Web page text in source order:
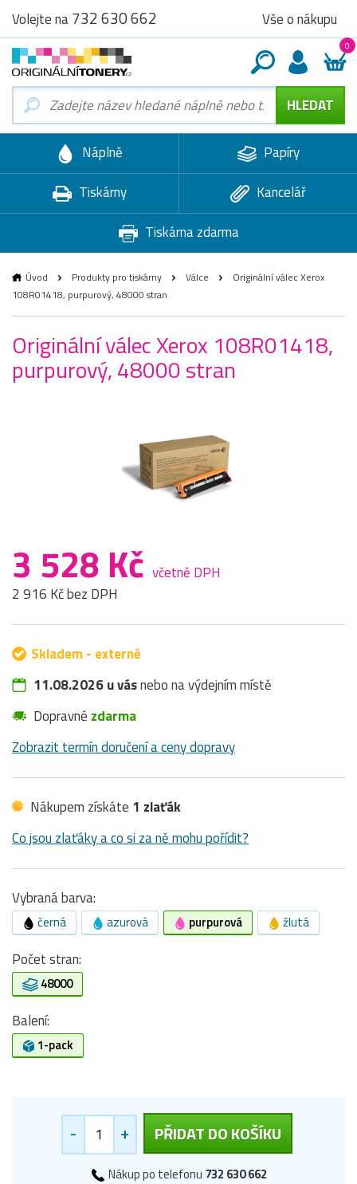
Volejte na732 630 662 Vše o nákupu
0
Náplně
Papíry
Tiskárny
Kancelář
Tiskárna zdarma
Úvod Produkty pro tiskárny Válce
Originální válec Xerox
108R01418, purpurový, 48000 stran
Originální válec Xerox 108R01418,
purpurový, 48000 stran
3 528 Kč včetně DPH
2 916 Kč bez DPH
Skladem - externě
11.08.2026 u vásnebo na výdejním místě
Dopravné zdarma
Zobrazit termín doručení a ceny dopravy
Nákupem získáte 1 zlaťák
Co jsou zlaťáky a co si za ně mohu pořídit?
Vybraná barva:
černá azurová purpurová žlutá
Počet stran:
48000
Balení:
1-pack
- + PŘIDAT DO KOŠÍKU
Nákup po telefonu 732 630 662